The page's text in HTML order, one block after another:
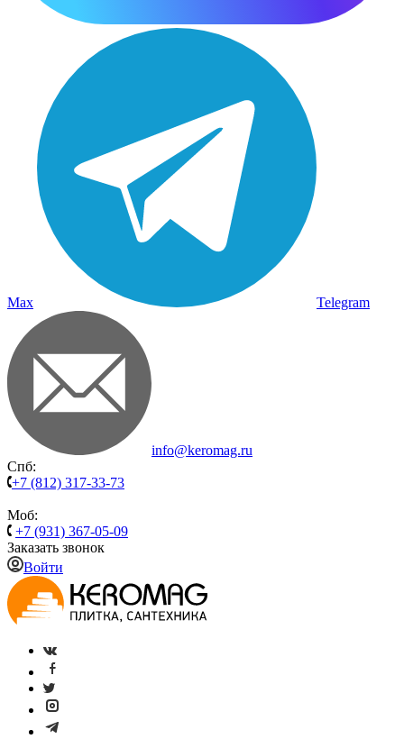
Max Telegram
info@keromag.ru
Спб:
+7 (812) 317-33-73
Моб:
+7 (931) 367-05-09
Заказать звонок
Войти